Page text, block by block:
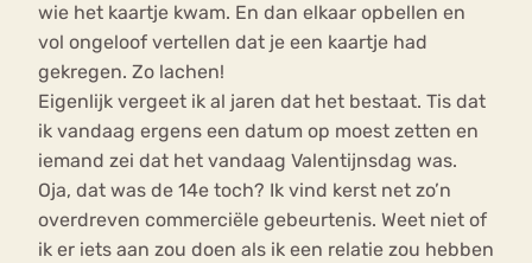
wie het kaartje kwam. En dan elkaar opbellen en
vol ongeloof vertellen dat je een kaartje had
gekregen. Zo lachen!
Eigenlijk vergeet ik al jaren dat het bestaat. Tis dat
ik vandaag ergens een datum op moest zetten en
iemand zei dat het vandaag Valentijnsdag was.
Oja, dat was de 14e toch? Ik vind kerst net zo’n
overdreven commerciële gebeurtenis. Weet niet of
ik er iets aan zou doen als ik een relatie zou hebben